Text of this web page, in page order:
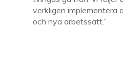
verkligen implementera
och nya arbetssätt.”